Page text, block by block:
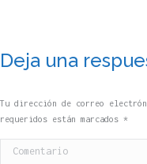
Deja una
Tu dirección de correo
requeridos están marcados *
Comentario